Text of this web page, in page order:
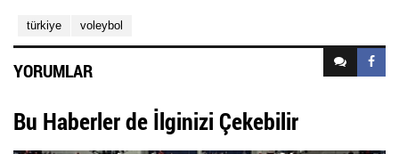
türkiye voleybol
YORUMLAR
Bu Haberler de İlginizi Çekebilir